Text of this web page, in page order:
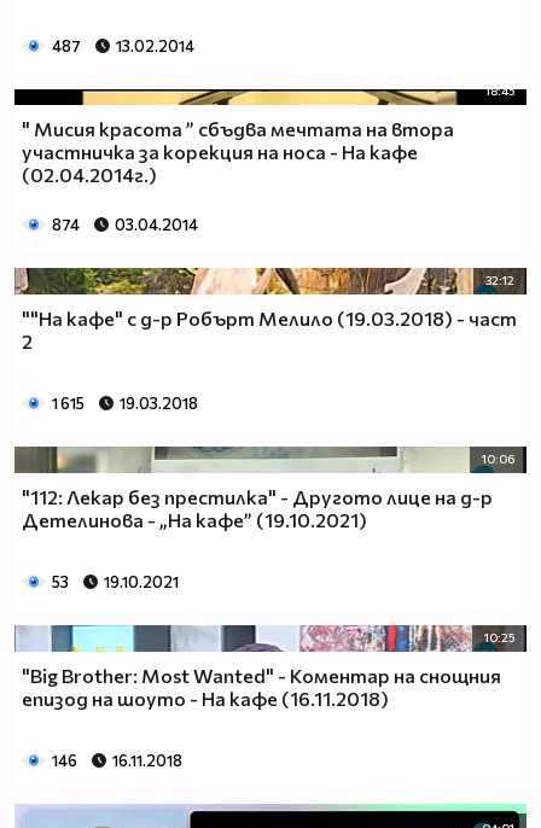
487 13.02.2014
18:45
" Мисия красота ” сбъдва мечтата на втора
участничка за корекция на носа - На кафе
(02.04.2014г.)
874 03.04.2014
32:12
""На кафе" с д-р Робърт Мелило (19.03.2018) - част
2
1 615 19.03.2018
10:06
"112: Лекар без престилка" - Другото лице на д-р
Детелинова - „На кафе” (19.10.2021)
53 19.10.2021
10:25
"Big Brother: Most Wanted" - Коментар на снощния
епизод на шоуто - На кафе (16.11.2018)
146 16.11.2018